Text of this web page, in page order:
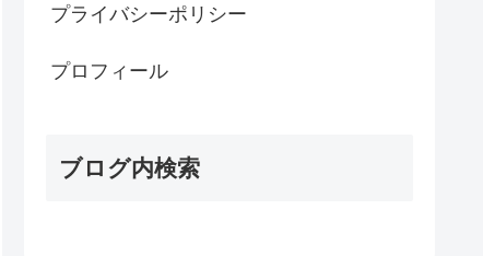
プライバシーポリシー
プロフィール
ブログ内検索